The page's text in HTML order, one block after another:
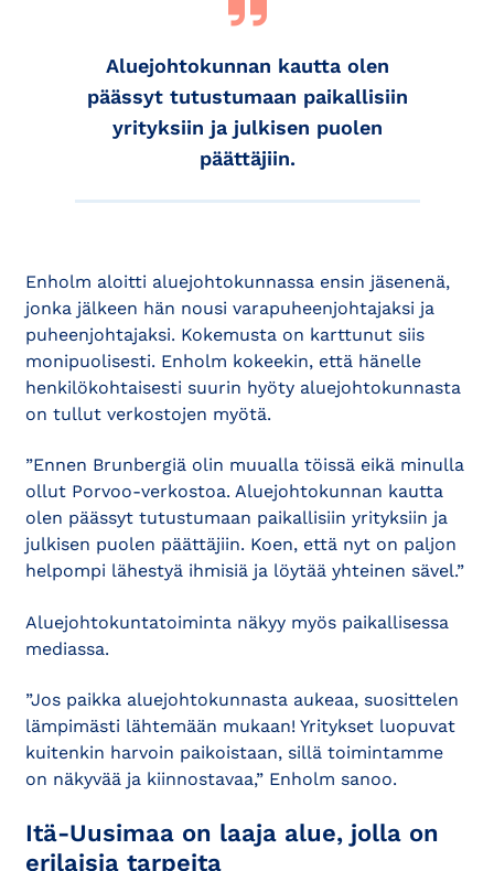
Aluejohtokunnan kautta olen
päässyt tutustumaan paikallisiin
yrityksiin ja julkisen puolen
päättäjiin.
Enholm aloitti aluejohtokunnassa ensin jäsenenä,
jonka jälkeen hän nousi varapuheenjohtajaksi ja
puheenjohtajaksi. Kokemusta on karttunut siis
monipuolisesti. Enholm kokeekin, että hänelle
henkilökohtaisesti suurin hyöty aluejohtokunnasta
on tullut verkostojen myötä.
”Ennen Brunbergiä olin muualla töissä eikä minulla
ollut Porvoo-verkostoa. Aluejohtokunnan kautta
olen päässyt tutustumaan paikallisiin yrityksiin ja
julkisen puolen päättäjiin. Koen, että nyt on paljon
helpompi lähestyä ihmisiä ja löytää yhteinen sävel.”
Aluejohtokuntatoiminta näkyy myös paikallisessa
mediassa.
”Jos paikka aluejohtokunnasta aukeaa, suosittelen
lämpimästi lähtemään mukaan! Yritykset luopuvat
kuitenkin harvoin paikoistaan, sillä toimintamme
on näkyvää ja kiinnostavaa,” Enholm sanoo.
Itä-Uusimaa on laaja alue, jolla on
erilaisia tarpeita